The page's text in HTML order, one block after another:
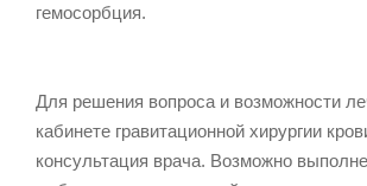
гемосорбция.
Для решения вопроса и возможности
кабинете гравитационной хирургии
консультация врача. Возможно